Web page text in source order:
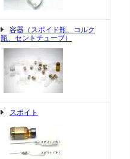
容器（スポイド瓶、コルク
瓶、セントチューブ）
スポイト